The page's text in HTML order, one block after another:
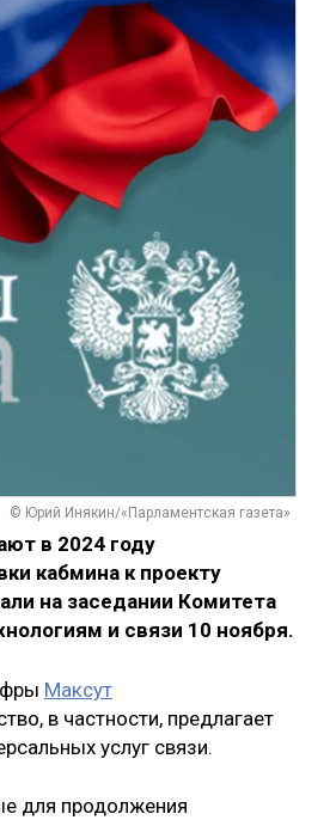
© Юрий Инякин/«Парламентская газета»
в 2024 году
кабмина к проекту
на заседании Комитета
и связи 10 ноября.
Максут
в частности, предлагает
услуг связи.
для продолжения